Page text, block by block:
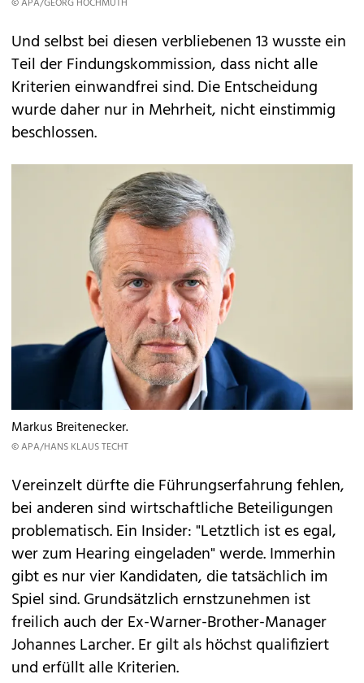
© APA/GEORG HOCHMUTH
Und selbst bei diesen verbliebenen 13 wusste ein
Teil der Findungskommission, dass nicht alle
Kriterien einwandfrei sind. Die Entscheidung
wurde daher nur in Mehrheit, nicht einstimmig
beschlossen.
Markus Breitenecker.
© APA/HANS KLAUS TECHT
Vereinzelt dürfte die Führungserfahrung fehlen,
bei anderen sind wirtschaftliche Beteiligungen
problematisch. Ein Insider: "Letztlich ist es egal,
wer zum Hearing eingeladen" werde. Immerhin
gibt es nur vier Kandidaten, die tatsächlich im
Spiel sind. Grundsätzlich ernstzunehmen ist
freilich auch der Ex-Warner-Brother-Manager
Johannes Larcher. Er gilt als höchst qualifiziert
und erfüllt alle Kriterien.